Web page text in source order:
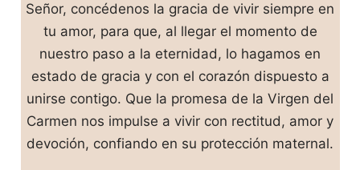
Señor, concédenos la gracia de vivir siempre en
tu amor, para que, al llegar el momento de
nuestro paso a la eternidad, lo hagamos en
estado de gracia y con el corazón dispuesto a
unirse contigo. Que la promesa de la Virgen del
Carmen nos impulse a vivir con rectitud, amor y
devoción, confiando en su protección maternal.